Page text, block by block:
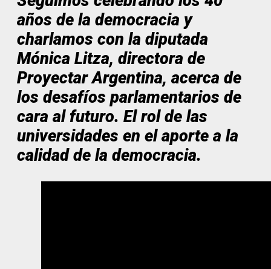
años de la democracia y
charlamos con la diputada
Mónica Litza, directora de
Proyectar Argentina, acerca de
los desafíos parlamentarios de
cara al futuro. El rol de las
universidades en el aporte a la
calidad de la democracia.